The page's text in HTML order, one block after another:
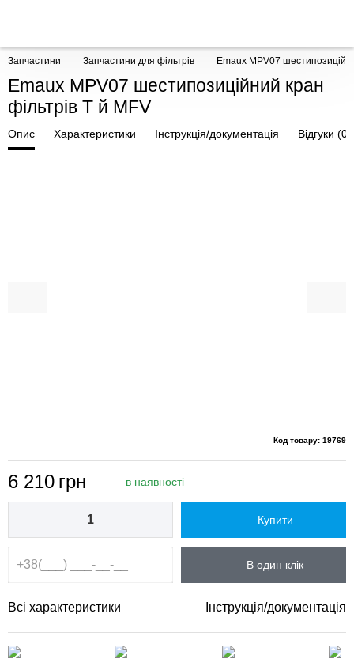
Запчастини Запчастини для фільтрів Emaux MPV07
Emaux MPV07 шестипозиційний кран
фільтрів Т й MFV
Опис Характеристики Інструкція/документація Відгуки (0)
Код товару: 19769
6 210 грн в наявності
Купити
В один клік
Всі характеристики Інструкція/документація